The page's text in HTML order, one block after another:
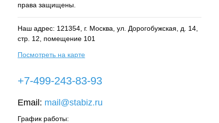
права защищены.
Наш адрес: 121354, г. Москва , ул. Дорогобужская, д. 14,
стр. 12, помещение 101
Посмотреть на карте
+7-499-243-83-93
Email: mail@stabiz.ru
График работы: